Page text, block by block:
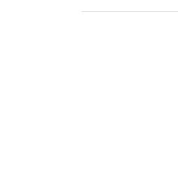
Weiß